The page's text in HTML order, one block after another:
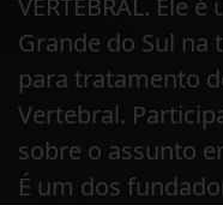
VERTEBRAL. Ele
Grande do Sul na
para tratamento
Vertebral.
sobre o assunto
É um dos